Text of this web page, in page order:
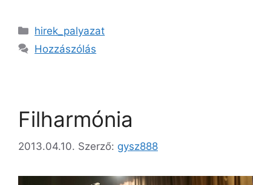
hirek_palyazat
Hozzászólás
Filharmónia
2013.04.10. Szerző: gysz888